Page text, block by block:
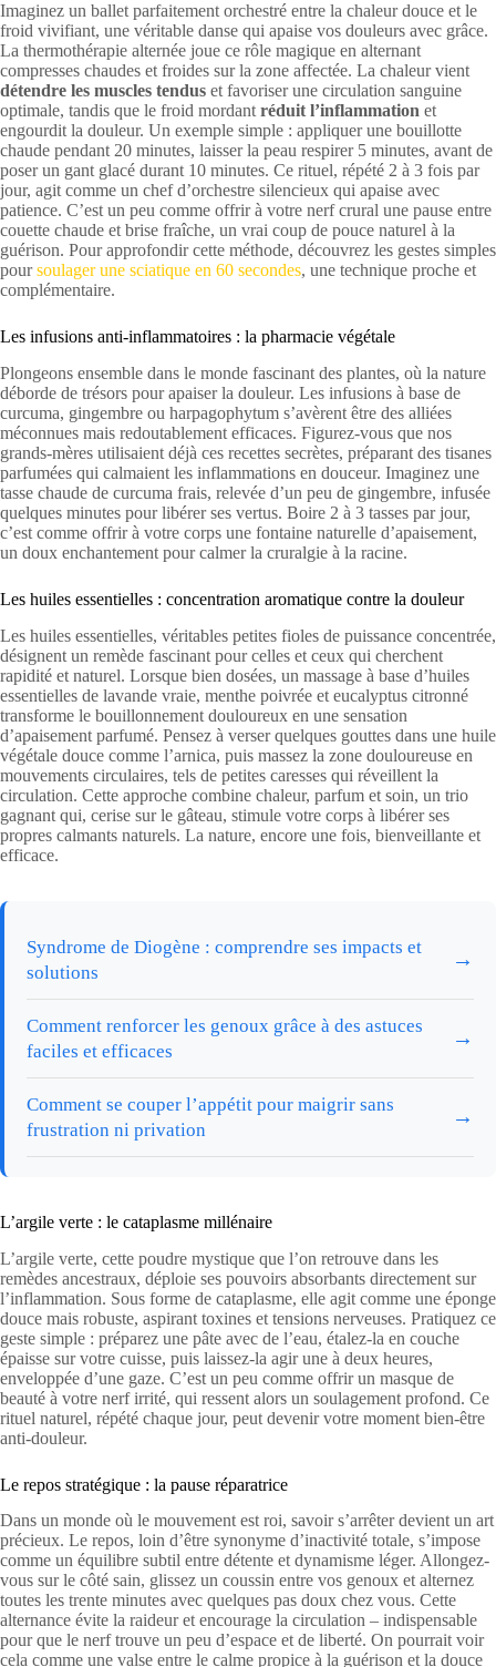
Imaginez un ballet parfaitement orchestré entre la chaleur douce et le
froid vivifiant, une véritable danse qui apaise vos douleurs avec grâce.
La thermothérapie alternée joue ce rôle magique en alternant
compresses chaudes et froides sur la zone affectée. La chaleur vient
détendre les muscles tendus et favoriser une circulation sanguine
optimale, tandis que le froid mordant réduit l’inflammation et
engourdit la douleur. Un exemple simple : appliquer une bouillotte
chaude pendant 20 minutes, laisser la peau respirer 5 minutes, avant de
poser un gant glacé durant 10 minutes. Ce rituel, répété 2 à 3 fois par
jour, agit comme un chef d’orchestre silencieux qui apaise avec
patience. C’est un peu comme offrir à votre nerf crural une pause entre
couette chaude et brise fraîche, un vrai coup de pouce naturel à la
guérison. Pour approfondir cette méthode, découvrez les gestes simples
poursoulager une sciatique en 60 secondes, une technique proche et
complémentaire.
Les infusions anti-inflammatoires : la pharmacie végétale
Plongeons ensemble dans le monde fascinant des plantes, où la nature
déborde de trésors pour apaiser la douleur. Les infusions à base de
curcuma, gingembre ou harpagophytum s’avèrent être des alliées
méconnues mais redoutablement efficaces. Figurez-vous que nos
grands-mères utilisaient déjà ces recettes secrètes, préparant des tisanes
parfumées qui calmaient les inflammations en douceur. Imaginez une
tasse chaude de curcuma frais, relevée d’un peu de gingembre, infusée
quelques minutes pour libérer ses vertus. Boire 2 à 3 tasses par jour,
c’est comme offrir à votre corps une fontaine naturelle d’apaisement,
un doux enchantement pour calmer la cruralgie à la racine.
Les huiles essentielles : concentration aromatique contre la douleur
Les huiles essentielles, véritables petites fioles de puissance concentrée,
désignent un remède fascinant pour celles et ceux qui cherchent
rapidité et naturel. Lorsque bien dosées, un massage à base d’huiles
essentielles de lavande vraie, menthe poivrée et eucalyptus citronné
transforme le bouillonnement douloureux en une sensation
d’apaisement parfumé. Pensez à verser quelques gouttes dans une huile
végétale douce comme l’arnica, puis massez la zone douloureuse en
mouvements circulaires, tels de petites caresses qui réveillent la
circulation. Cette approche combine chaleur, parfum et soin, un trio
gagnant qui, cerise sur le gâteau, stimule votre corps à libérer ses
propres calmants naturels. La nature, encore une fois, bienveillante et
efficace.
Syndrome de Diogène : comprendre ses impacts et
solutions
→
Comment renforcer les genoux grâce à des astuces
faciles et efficaces
→
Comment se couper l’appétit pour maigrir sans
frustration ni privation
→
L’argile verte : le cataplasme millénaire
L’argile verte, cette poudre mystique que l’on retrouve dans les
remèdes ancestraux, déploie ses pouvoirs absorbants directement sur
l’inflammation. Sous forme de cataplasme, elle agit comme une éponge
douce mais robuste, aspirant toxines et tensions nerveuses. Pratiquez ce
geste simple : préparez une pâte avec de l’eau, étalez-la en couche
épaisse sur votre cuisse, puis laissez-la agir une à deux heures,
enveloppée d’une gaze. C’est un peu comme offrir un masque de
beauté à votre nerf irrité, qui ressent alors un soulagement profond. Ce
rituel naturel, répété chaque jour, peut devenir votre moment bien-être
anti-douleur.
Le repos stratégique : la pause réparatrice
Dans un monde où le mouvement est roi, savoir s’arrêter devient un art
précieux. Le repos, loin d’être synonyme d’inactivité totale, s’impose
comme un équilibre subtil entre détente et dynamisme léger. Allongez-
vous sur le côté sain, glissez un coussin entre vos genoux et alternez
toutes les trente minutes avec quelques pas doux chez vous. Cette
alternance évite la raideur et encourage la circulation – indispensable
pour que le nerf trouve un peu d’espace et de liberté. On pourrait voir
cela comme une valse entre le calme propice à la guérison et la douce